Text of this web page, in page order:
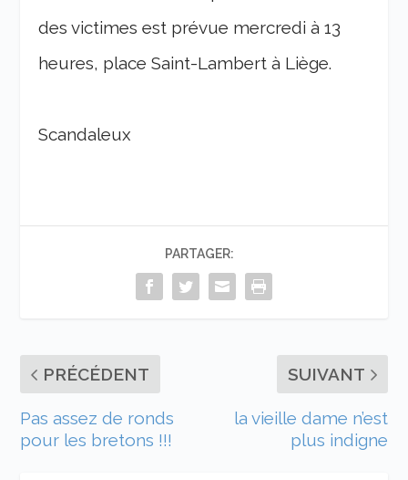
des victimes est prévue mercredi à 13
heures, place Saint-Lambert à Liège.
Scandaleux
PARTAGER:
PRÉCÉDENT
Pas assez de ronds
pour les bretons !!!
SUIVANT
la vieille dame n’est
plus indigne